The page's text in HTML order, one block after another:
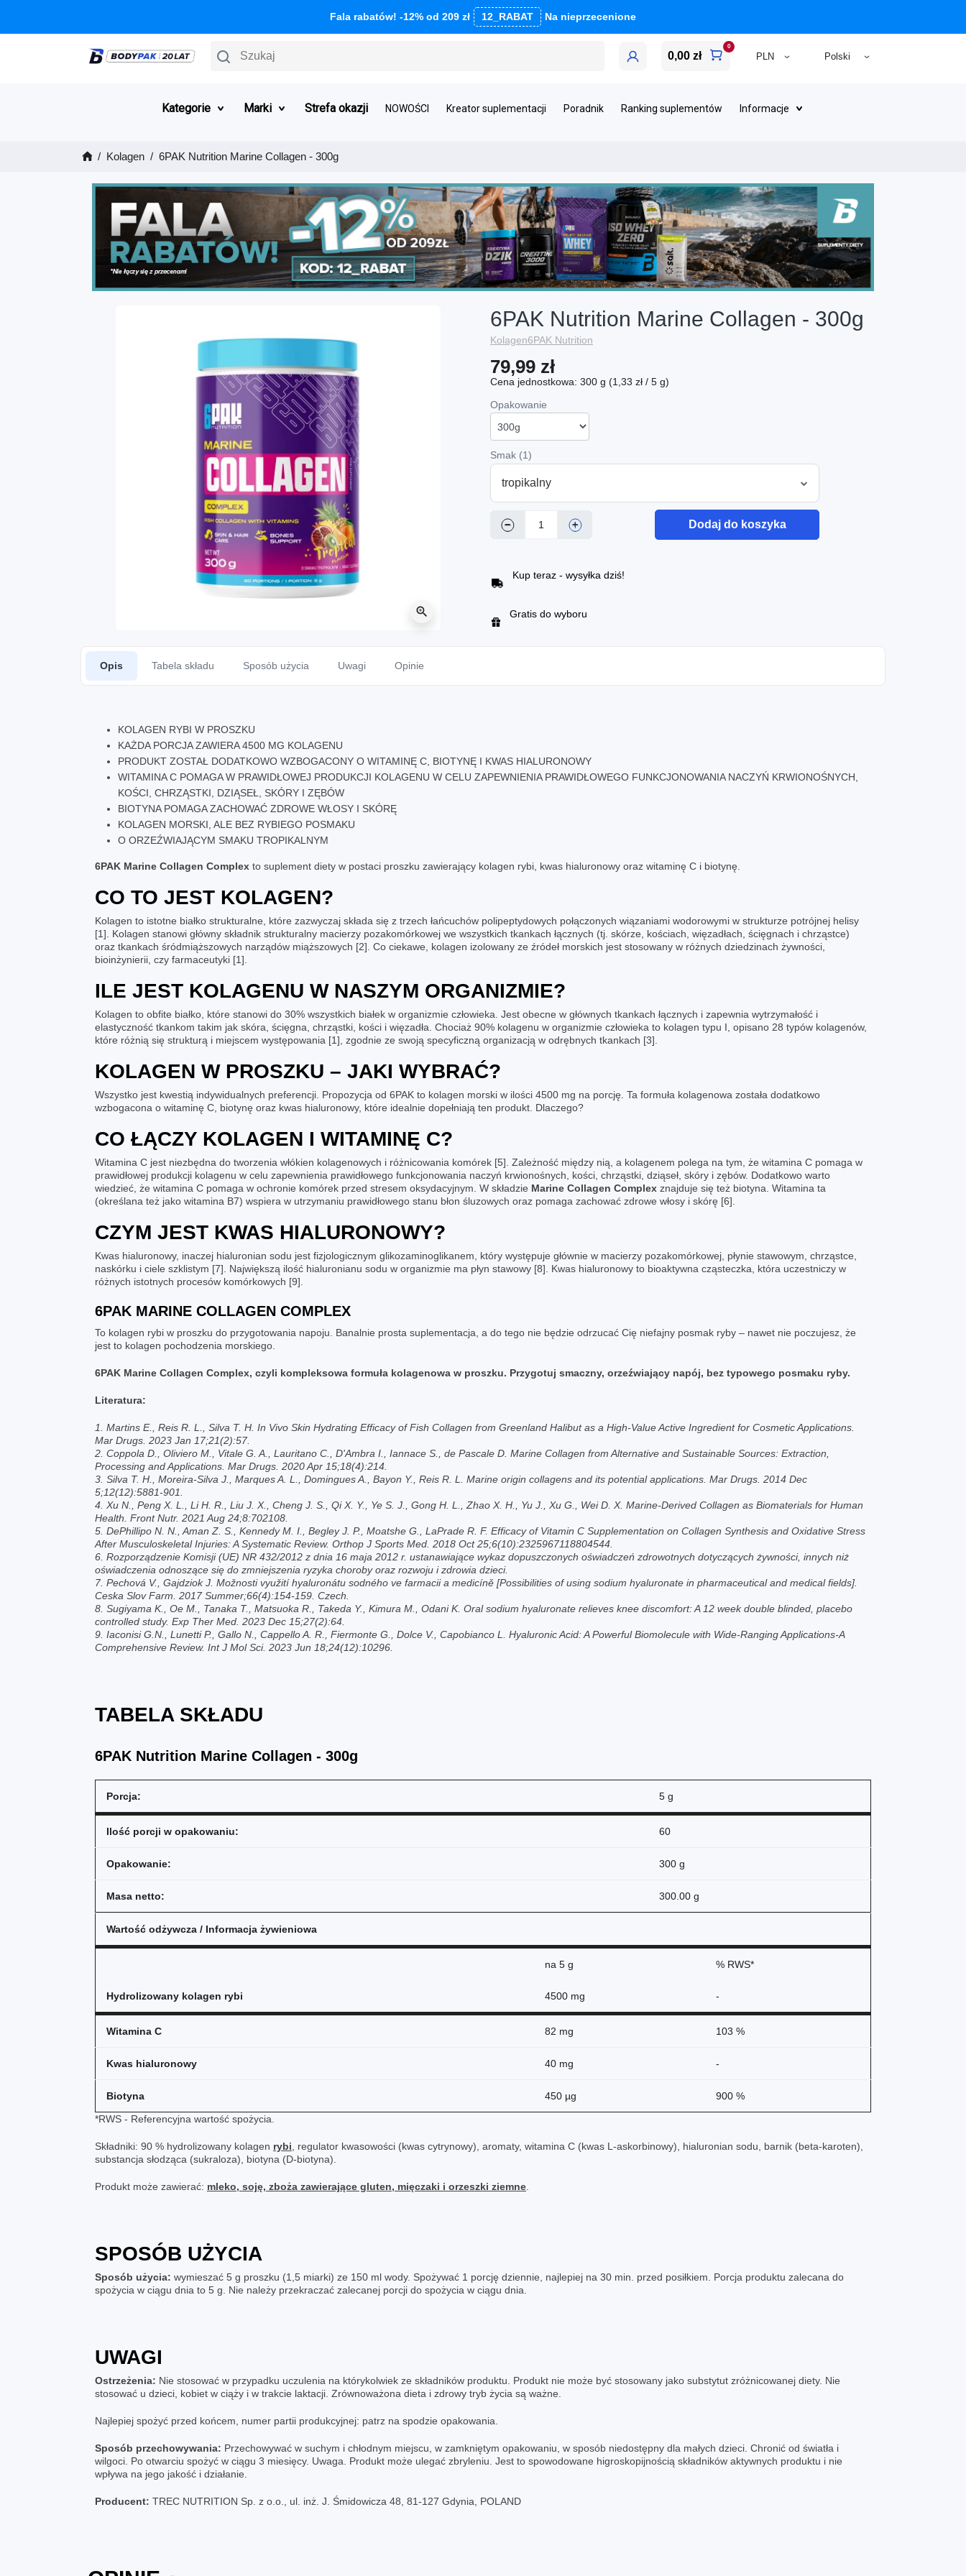
Fala rabatów! -12% od 209 zł 12_RABAT Na nieprzecenione
Szukaj 0,00 zł
0
Kategorie Marki Strefa okazji NOWOŚCI Kreator suplementacji Poradnik Ranking suplementów Informacje
Kolagen 6PAK Nutrition Marine Collagen - 300g
zoom_in
6PAK Nutrition Marine Collagen - 300g
Kolagen6PAK Nutrition
79,99 zł
Cena jednostkowa: 300 g (1,33 zł / 5 g)
Opakowanie
Smak (1)
tropikalny
− + Dodaj do koszyka
Kup teraz - wysyłka dziś!
Gratis do wyboru
Opis Tabela składu Sposób użycia Uwagi Opinie
KOLAGEN RYBI W PROSZKU
KAŻDA PORCJA ZAWIERA 4500 MG KOLAGENU
PRODUKT ZOSTAŁ DODATKOWO WZBOGACONY O WITAMINĘ C , BIOTYNĘ I KWAS HIALURONOWY
WITAMINA C POMAGA W PRAWIDŁOWEJ PRODUKCJI KOLAGENU W CELU ZAPEWNIENIA PRAWIDŁOWEGO FUNKCJONOWANIA NACZYŃ KRWIONOŚNYCH,
KOŚCI, CHRZĄSTKI, DZIĄSEŁ, SKÓRY I ZĘBÓW
BIOTYNA POMAGA ZACHOWAĆ ZDROWE WŁOSY I SKÓRĘ
KOLAGEN MORSKI, ALE BEZ RYBIEGO POSMAKU
O ORZEŹWIAJĄCYM SMAKU TROPIKALNYM
6PAK Marine Collagen Complex to suplement diety w postaci proszku zawierający kolagen rybi, kwas hialuronowy oraz witaminę C i biotynę.
CO TO JEST KOLAGEN?
Kolagen to istotne białko strukturalne, które zazwyczaj składa się z trzech łańcuchów polipeptydowych połączonych wiązaniami wodorowymi w strukturze potrójnej helisy
[1]. Kolagen stanowi główny składnik strukturalny macierzy pozakomórkowej we wszystkich tkankach łącznych (tj. skórze, kościach, więzadłach, ścięgnach i chrząstce)
oraz tkankach śródmiąższowych narządów miąższowych [2]. Co ciekawe, kolagen izolowany ze źródeł morskich jest stosowany w różnych dziedzinach żywności,
bioinżynierii, czy farmaceutyki [1].
ILE JEST KOLAGENU W NASZYM ORGANIZMIE?
Kolagen to obfite białko, które stanowi do 30% wszystkich białek w organizmie człowieka. Jest obecne w głównych tkankach łącznych i zapewnia wytrzymałość i
elastyczność tkankom takim jak skóra, ścięgna, chrząstki, kości i więzadła. Chociaż 90% kolagenu w organizmie człowieka to kolagen typu I, opisano 28 typów kolagenów,
które różnią się strukturą i miejscem występowania [1], zgodnie ze swoją specyficzną organizacją w odrębnych tkankach [3].
KOLAGEN W PROSZKU – JAKI WYBRAĆ?
Wszystko jest kwestią indywidualnych preferencji. Propozycja od 6PAK to kolagen morski w ilości 4500 mg na porcję. Ta formuła kolagenowa została dodatkowo
wzbogacona o witaminę C, biotynę oraz kwas hialuronowy, które idealnie dopełniają ten produkt. Dlaczego?
CO ŁĄCZY KOLAGEN I WITAMINĘ C?
Witamina C jest niezbędna do tworzenia włókien kolagenowych i różnicowania komórek [5]. Zależność między nią, a kolagenem polega na tym, że witamina C pomaga w
prawidłowej produkcji kolagenu w celu zapewnienia prawidłowego funkcjonowania naczyń krwionośnych, kości, chrząstki, dziąseł, skóry i zębów. Dodatkowo warto
wiedzieć, że witamina C pomaga w ochronie komórek przed stresem oksydacyjnym. W składzie Marine Collagen Complex znajduje się też biotyna. Witamina ta
(określana też jako witamina B7) wspiera w utrzymaniu prawidłowego stanu błon śluzowych oraz pomaga zachować zdrowe włosy i skórę [6].
CZYM JEST KWAS HIALURONOWY?
Kwas hialuronowy, inaczej hialuronian sodu jest fizjologicznym glikozaminoglikanem, który występuje głównie w macierzy pozakomórkowej, płynie stawowym, chrząstce,
naskórku i ciele szklistym [7]. Największą ilość hialuronianu sodu w organizmie ma płyn stawowy [8]. Kwas hialuronowy to bioaktywna cząsteczka, która uczestniczy w
różnych istotnych procesów komórkowych [9].
6PAK MARINE COLLAGEN COMPLEX
To kolagen rybi w proszku do przygotowania napoju. Banalnie prosta suplementacja, a do tego nie będzie odrzucać Cię niefajny posmak ryby – nawet nie poczujesz, że
jest to kolagen pochodzenia morskiego.
6PAK Marine Collagen Complex, czyli kompleksowa formuła kolagenowa w proszku. Przygotuj smaczny, orzeźwiający napój, bez typowego posmaku ryby.
Literatura:
1. Martins E., Reis R. L., Silva T. H. In Vivo Skin Hydrating Efficacy of Fish Collagen from Greenland Halibut as a High-Value Active Ingredient for Cosmetic Applications.
Mar Drugs. 2023 Jan 17;21(2):57.
2. Coppola D., Oliviero M., Vitale G. A., Lauritano C., DʹAmbra I., Iannace S., de Pascale D. Marine Collagen from Alternative and Sustainable Sources: Extraction,
Processing and Applications. Mar Drugs. 2020 Apr 15;18(4):214.
3. Silva T. H., Moreira-Silva J., Marques A. L., Domingues A., Bayon Y., Reis R. L. Marine origin collagens and its potential applications. Mar Drugs. 2014 Dec
5;12(12):5881-901.
4. Xu N., Peng X. L., Li H. R., Liu J. X., Cheng J. S., Qi X. Y., Ye S. J., Gong H. L., Zhao X. H., Yu J., Xu G., Wei D. X. Marine-Derived Collagen as Biomaterials for Human
Health. Front Nutr. 2021 Aug 24;8:702108.
5. DePhillipo N. N., Aman Z. S., Kennedy M. I., Begley J. P., Moatshe G., LaPrade R. F. Efficacy of Vitamin C Supplementation on Collagen Synthesis and Oxidative Stress
After Musculoskeletal Injuries: A Systematic Review. Orthop J Sports Med. 2018 Oct 25;6(10):2325967118804544.
6. Rozporządzenie Komisji (UE) NR 432/2012 z dnia 16 maja 2012 r. ustanawiające wykaz dopuszczonych oświadczeń zdrowotnych dotyczących żywności, innych niż
oświadczenia odnoszące się do zmniejszenia ryzyka choroby oraz rozwoju i zdrowia dzieci.
7. Pechová V., Gajdziok J. Možnosti využití hyaluronátu sodného ve farmacii a medicíně [Possibilities of using sodium hyaluronate in pharmaceutical and medical fields].
Ceska Slov Farm. 2017 Summer;66(4):154-159. Czech.
8. Sugiyama K., Oe M., Tanaka T., Matsuoka R., Takeda Y., Kimura M., Odani K. Oral sodium hyaluronate relieves knee discomfort: A 12 week double blinded, placebo
controlled study. Exp Ther Med. 2023 Dec 15;27(2):64.
9. Iaconisi G.N., Lunetti P., Gallo N., Cappello A. R., Fiermonte G., Dolce V., Capobianco L. Hyaluronic Acid: A Powerful Biomolecule with Wide-Ranging Applications-A
Comprehensive Review. Int J Mol Sci. 2023 Jun 18;24(12):10296.
TABELA SKŁADU
6PAK Nutrition Marine Collagen - 300g
Porcja: 5 g
Ilość porcji w opakowaniu: 60
Opakowanie: 300 g
Masa netto: 300.00 g
Wartość odżywcza / Informacja żywieniowa
na 5 g % RWS*
Hydrolizowany kolagen rybi 4500 mg -
Witamina C 82 mg 103 %
Kwas hialuronowy 40 mg -
Biotyna 450 µg
900 %
*RWS - Referencyjna wartość spożycia.
Składniki: 90 % hydrolizowany kolagen rybi , regulator kwasowości (kwas cytrynowy), aromaty, witamina C (kwas L-askorbinowy), hialuronian sodu, barnik (beta-karoten),
substancja słodząca (sukraloza), biotyna (D-biotyna).
Produkt może zawierać: mleko, soję, zboża zawierające gluten, mięczaki i orzeszki ziemne
SPOSÓB UŻYCIA
Sposób użycia: wymieszać 5 g proszku (1,5 miarki) ze 150 ml wody. Spożywać 1 porcję dziennie, najlepiej na 30 min. przed posiłkiem. Porcja produktu zalecana do
spożycia w ciągu dnia to 5 g. Nie należy przekraczać zalecanej porcji do spożycia w ciągu dnia.
UWAGI
Ostrzeżenia: Nie stosować w przypadku uczulenia na którykolwiek ze składników produktu. Produkt nie może być stosowany jako substytut zróżnicowanej diety. Nie
stosować u dzieci, kobiet w ciąży i w trakcie laktacji. Zrównoważona dieta i zdrowy tryb życia są ważne.
Najlepiej spożyć przed końcem, numer partii produkcyjnej: patrz na spodzie opakowania.
Sposób przechowywania: Przechowywać w suchym i chłodnym miejscu, w zamkniętym opakowaniu, w sposób niedostępny dla małych dzieci. Chronić od światła i
wilgoci. Po otwarciu spożyć w ciągu 3 miesięcy. Uwaga. Produkt może ulegać zbryleniu. Jest to spowodowane higroskopijnością składników aktywnych produktu i nie
wpływa na jego jakość i działanie.
Producent: TREC NUTRITION Sp. z o.o., ul. inż. J. Śmidowicza 48, 81-127 Gdynia, POLAND